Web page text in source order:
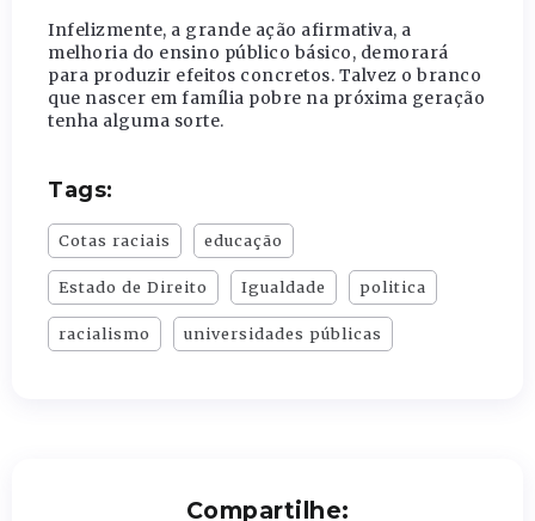
Infelizmente, a grande ação afirmativa, a
melhoria do ensino público básico, demorará
para produzir efeitos concretos. Talvez o branco
que nascer em família pobre na próxima geração
tenha alguma sorte.
Tags:
Cotas raciais educação
Estado de Direito Igualdade politica
racialismo universidades públicas
Compartilhe: